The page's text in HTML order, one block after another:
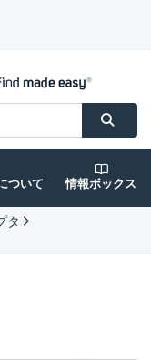
ついて 情報ボックス
タ